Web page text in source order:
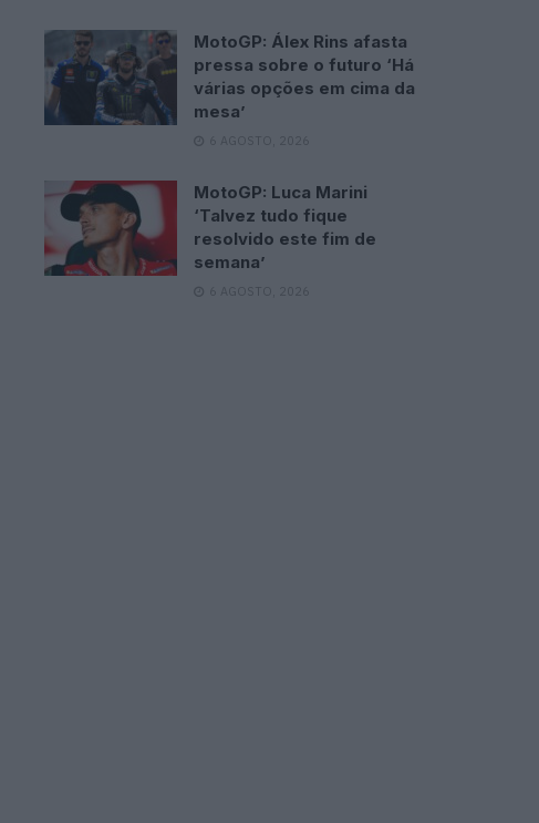
MotoGP: Álex Rins afasta
pressa sobre o futuro ‘Há
várias opções em cima da
mesa’
6 AGOSTO, 2026
MotoGP: Luca Marini
‘Talvez tudo fique
resolvido este fim de
semana’
6 AGOSTO, 2026